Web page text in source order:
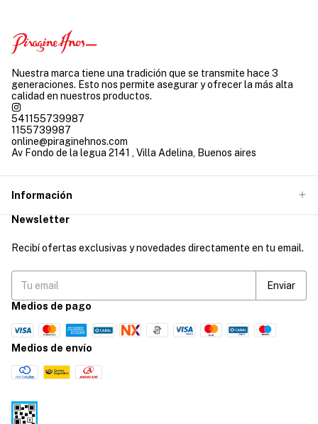
Nuestra marca tiene una tradición que se transmite hace 3
generaciones. Esto nos permite asegurar y ofrecer la más alta
calidad en nuestros productos.
541155739987
1155739987
online@piraginehnos.com
Av Fondo de la legua 2141 , Villa Adelina, Buenos aires
Información
Newsletter
Recibí ofertas exclusivas y novedades directamente en tu email.
Medios de pago
Medios de envío